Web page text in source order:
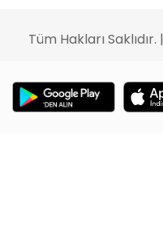
Tüm Hakları Saklıdır. |